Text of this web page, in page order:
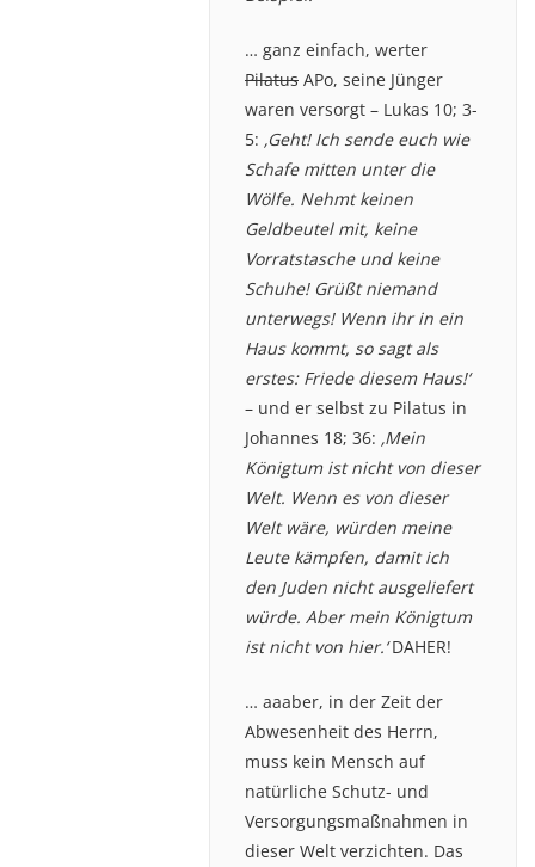
… ganz einfach, werter
Pilatus APo, seine Jünger
waren versorgt – Lukas 10; 3-
5: ‚Geht! Ich sende euch wie
Schafe mitten unter die
Wölfe. Nehmt keinen
Geldbeutel mit, keine
Vorratstasche und keine
Schuhe! Grüßt niemand
unterwegs! Wenn ihr in ein
Haus kommt, so sagt als
erstes: Friede diesem Haus!‘
– und er selbst zu Pilatus in
Johannes 18; 36: ‚Mein
Königtum ist nicht von dieser
Welt. Wenn es von dieser
Welt wäre, würden meine
Leute kämpfen, damit ich
den Juden nicht ausgeliefert
würde. Aber mein Königtum
ist nicht von hier.‘DAHER!
… aaaber, in der Zeit der
Abwesenheit des Herrn,
muss kein Mensch auf
natürliche Schutz- und
Versorgungsmaßnahmen in
dieser Welt verzichten. Das